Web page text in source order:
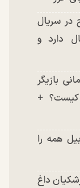
در سریال
دارد و
بازیگر
کیست؟ +
همه را
داغ